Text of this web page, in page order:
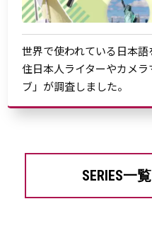
世界で使われている日本
住日本人ライターやカメ
ブ」が調査しました。
SERIES一覧